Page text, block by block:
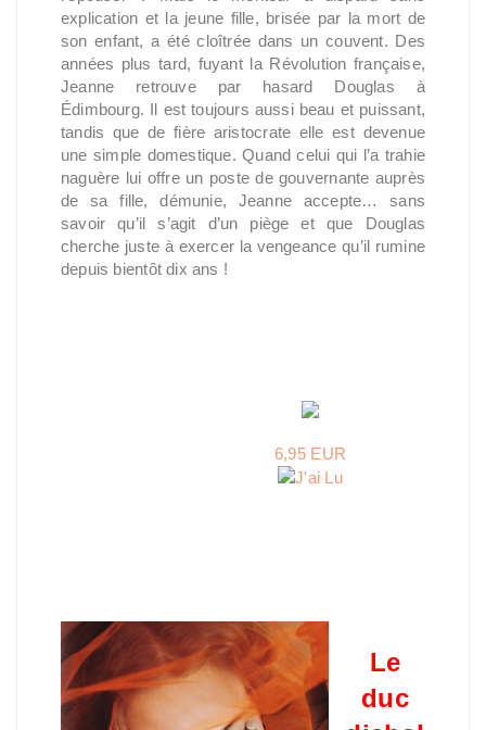
explication et la jeune fille, brisée par la mort de
son enfant, a été cloîtrée dans un couvent. Des
années plus tard, fuyant la Révolution française,
Jeanne retrouve par hasard Douglas à
Édimbourg. Il est toujours aussi beau et puissant,
tandis que de fière aristocrate elle est devenue
une simple domestique. Quand celui qui l’a trahie
naguère lui offre un poste de gouvernante auprès
de sa fille, démunie, Jeanne accepte… sans
savoir qu’il s’agit d’un piège et que Douglas
cherche juste à exercer la vengeance qu’il rumine
depuis bientôt dix ans !
6,95 EUR
Le
duc